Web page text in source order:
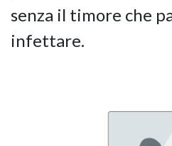
senza il timore che
infettare.